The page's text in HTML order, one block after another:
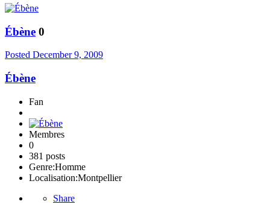
Ébène 0
Posted December 9, 2009
Ébène
Fan
Membres
0
381 posts
Genre:Homme
Localisation:Montpellier
Share